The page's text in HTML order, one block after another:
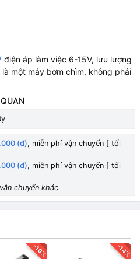
điện áp làm việc 6-15V, lưu lượng
một máy bơm chìm, không phải
(đ), miễn phí vận chuyển [ tối
(đ), miễn phí vận chuyển [ tối
chuyển khác.
-10% -14%